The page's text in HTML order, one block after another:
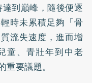
到巔峰，隨後便逐
時未累積足夠「骨
流失速度，進而增
童、青壯年到中老
要議題。